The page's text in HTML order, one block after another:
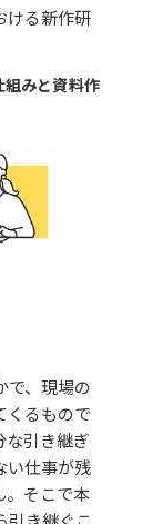
ける新作研
みと資料作
で、現場の
くるもので
な引き継ぎ
い仕事が残
。そこで本